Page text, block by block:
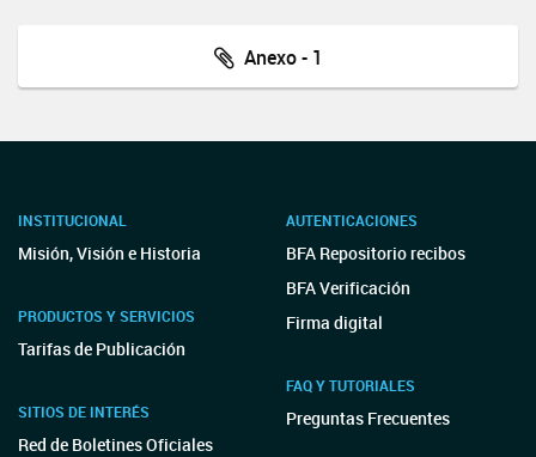
Anexo - 1
INSTITUCIONAL
Misión, Visión e Historia
PRODUCTOS Y SERVICIOS
Tarifas de Publicación
SITIOS DE INTERÉS
Red de Boletines Oficiales
AUTENTICACIONES
BFA Repositorio recibos
BFA Verificación
Firma digital
FAQ Y TUTORIALES
Preguntas Frecuentes